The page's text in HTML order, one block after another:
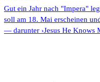
Gut ein Jahr nach "Impera"
soll am 18. Mai erscheinen
— darunter ›Jesus He Knows